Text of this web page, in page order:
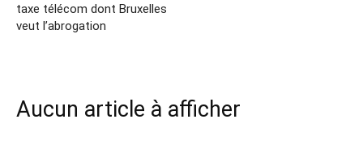
taxe télécom dont Bruxelles
veut l’abrogation
Aucun article à afficher